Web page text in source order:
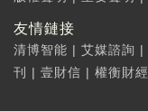
友情鏈接
清博智能 | 艾媒諮詢 |
刊
| 壹財信 | 權衡財經